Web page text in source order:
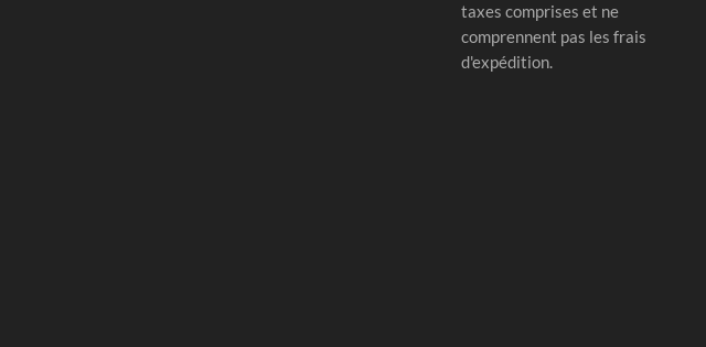
taxes comprises et ne
comprennent pas les frais
d'expédition.